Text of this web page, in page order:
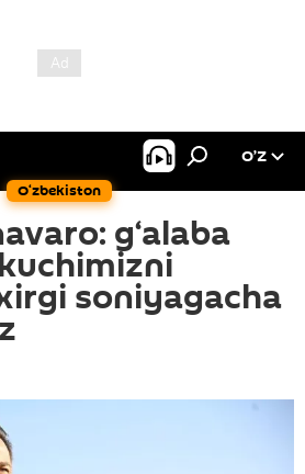
O‘zbekiston
O’Z
g‘alaba
soniyagacha